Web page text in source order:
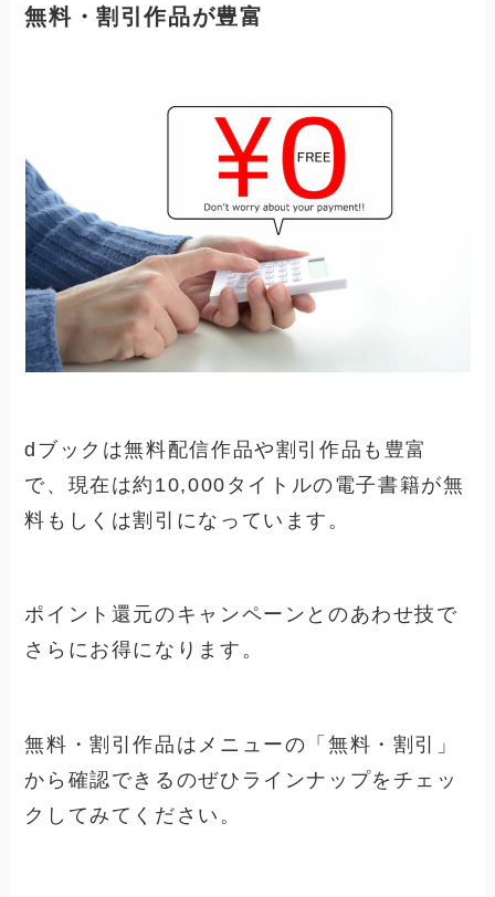
無料・割引作品が豊富
dブックは無料配信作品や割引作品も豊富
で、現在は約10,000タイトルの電子書籍が無
料もしくは割引になっています。
ポイント還元のキャンペーンとのあわせ技で
さらにお得になります。
無料・割引作品はメニューの「無料・割引」
から確認できるのぜひラインナップをチェッ
クしてみてください。